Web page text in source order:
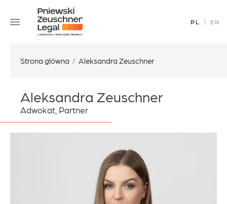
content
Specjalizacje
Kariera
Kontakt
PL EN
Strona główna / Aleksandra Zeuschner
Aleksandra Zeuschner
Adwokat, Partner